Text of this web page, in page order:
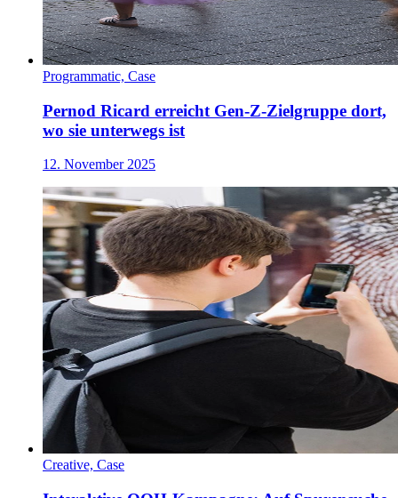
Programmatic, Case
Pernod Ricard erreicht Gen-Z-Zielgruppe dort,
wo sie unterwegs ist
12. November 2025
Creative, Case